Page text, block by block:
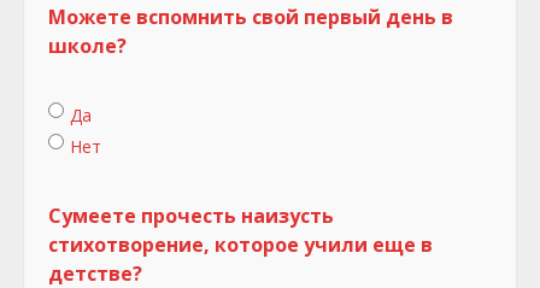
Можете вспомнить свой первый день в
школе?
Да
Нет
Сумеете прочесть наизусть
стихотворение, которое учили еще в
детстве?